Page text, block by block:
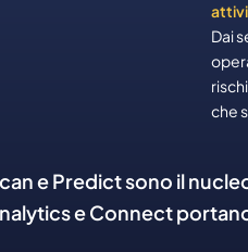
Dai
che
e Predict sono il
e Connect